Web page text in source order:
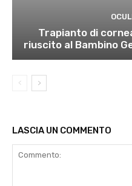
Trapianto di
riuscito al Bambino
LASCIA UN COMMENTO